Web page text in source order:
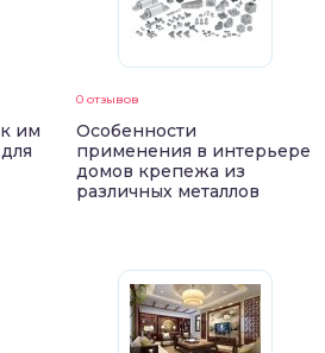
им
0 отзывов
Особенности
применения в интерьере
домов крепежа из
различных металлов